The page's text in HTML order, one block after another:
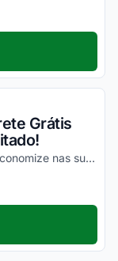
Grátis
Aproveite com milhares de vantagens e economize nas suas compras de uma forma simples!